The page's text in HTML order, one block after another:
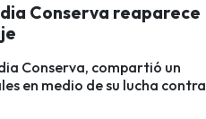
Conserva reaparece
Conserva, compartió un
en medio de su lucha contra